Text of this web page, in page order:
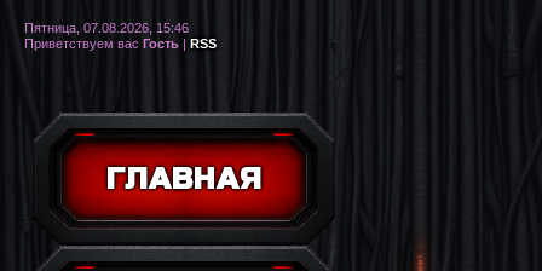
ГЛАВНАЯ
Пятница, 07.08.2026, 15:46
Приветствуем вас Гость | RSS